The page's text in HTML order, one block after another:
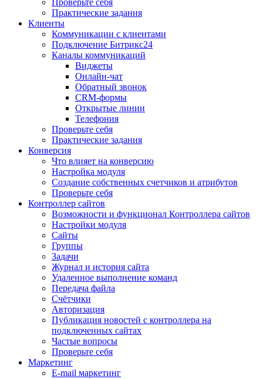
Проверьте себя
Практические задания
Клиенты
Коммуникации с клиентами
Подключение Битрикс24
Каналы коммуникаций
Виджеты
Онлайн-чат
Обратный звонок
CRM-формы
Открытые линии
Телефония
Проверьте себя
Практические задания
Конверсия
Что влияет на конверсию
Настройка модуля
Создание собственных счетчиков и атрибутов
Проверьте себя
Контроллер сайтов
Возможности и функционал Контроллера сайтов
Настройки модуля
Сайты
Группы
Задачи
Журнал и история сайта
Удаленное выполнение команд
Передача файла
Счётчики
Авторизация
Публикация новостей с контроллера на
подключенных сайтах
Частые вопросы
Проверьте себя
Маркетинг
E-mail маркетинг